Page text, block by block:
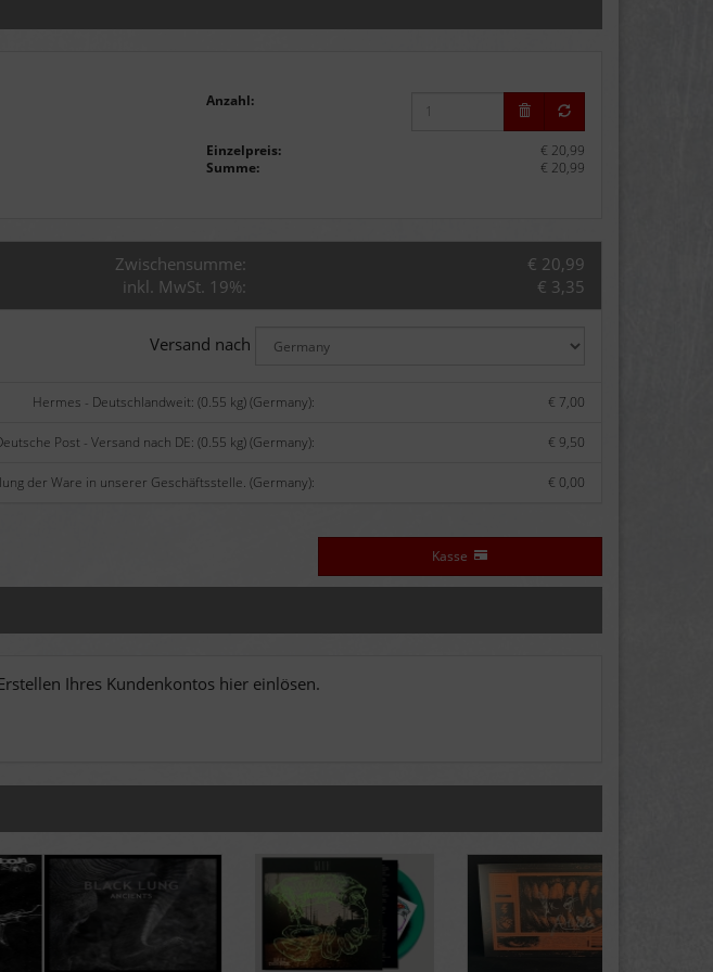
Anzahl:
Einzelpreis:
€ 20,99
Summe:
€ 20,99
Zwischensumme:
€ 20,99
inkl. MwSt. 19%:
€ 3,35
Versand nach
Hermes - Deutschlandweit: (0.55 kg) (Germany): € 7,00
Post - Versand nach DE: (0.55 kg) (Germany): € 9,50
der Ware in unserer Geschäftsstelle. (Germany): € 0,00
Kasse
Ihres Kundenkontos hier einlösen.